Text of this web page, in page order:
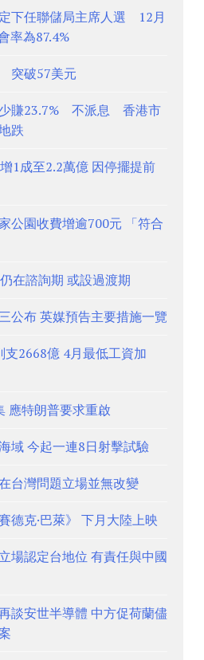
下任聯儲局主席人選 12月
率為87.4%
突破57美元
賺23.7% 不派息 香港市
跌
1成至2.2萬億 因停擺提前
公園收費增逾700元 「符合
在諮詢期 或設過渡期
公布 英媒預告主要措施一覽
支2668億 4月最低工資加
應特朗普要求重啟
域 今起一連8日射擊試驗
台灣問題立場並無改變
德克·巴萊》 下月大陸上映
場認定台地位 有責任與中國
談安世半導體 中方促荷蘭儘